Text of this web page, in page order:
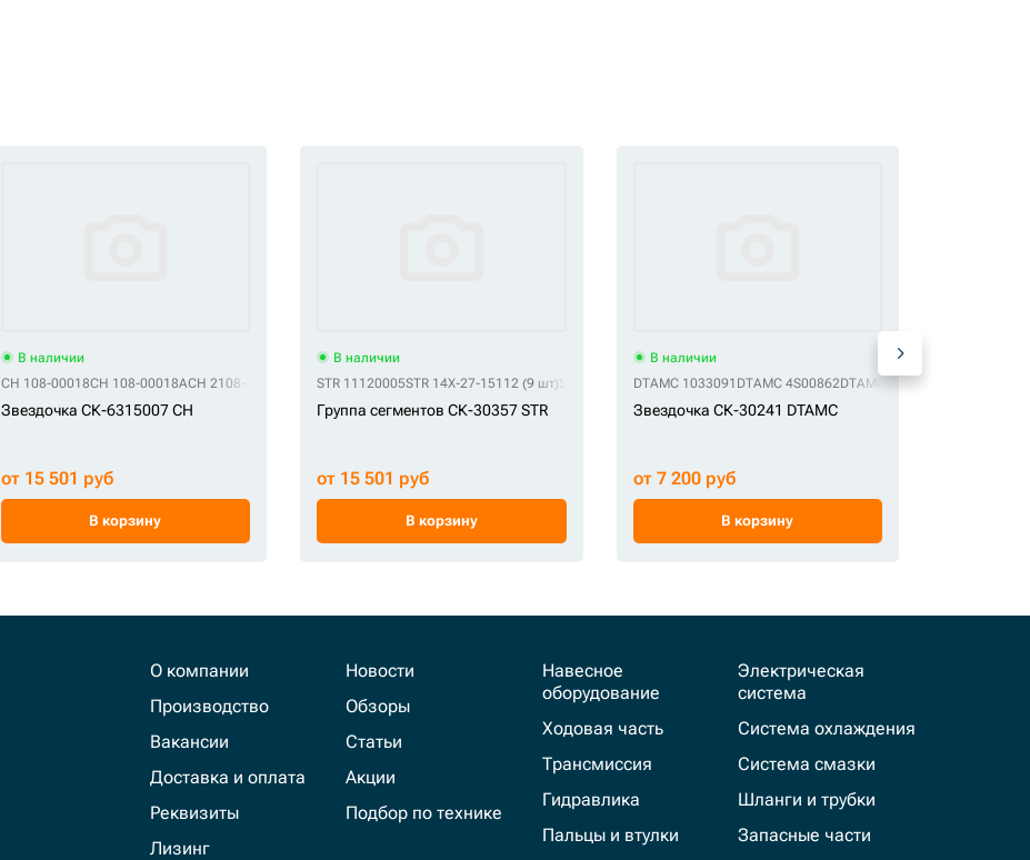
В наличии
CH 108-00018CH 108-00018ACH 2108-1038 CH UR203E523CH V2108-1038V
Звездочка СК-6315007 CH
от 15 501 руб
В корзину
В наличии
STR 11120005STR 14X-27-15112 (9 шт) STR 16Y-18-00014 (9 шт)STR 76046957STR 87647961
Группа сегментов СК-30357 STR
от 15 501 руб
В корзину
В наличии
DTAMC 1033091 DTAMC 4S00862DTAMC HT1025
Звездочка СК-30241 DTAMC
от 7 200 руб
В корзину
О компании
Производство
Вакансии
Доставка и оплата
Реквизиты
Лизинг
Новости
Обзоры
Статьи
Акции
Подбор по технике
Навесное
оборудование
Ходовая часть
Трансмиссия
Гидравлика
Пальцы и втулки
Электрическая
система
Система охлаждения
Система смазки
Шланги и трубки
Запасные части